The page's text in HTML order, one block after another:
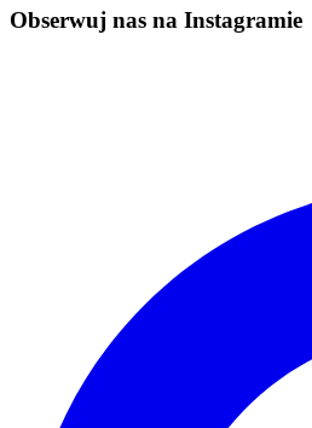
Obserwuj nas na Instagramie